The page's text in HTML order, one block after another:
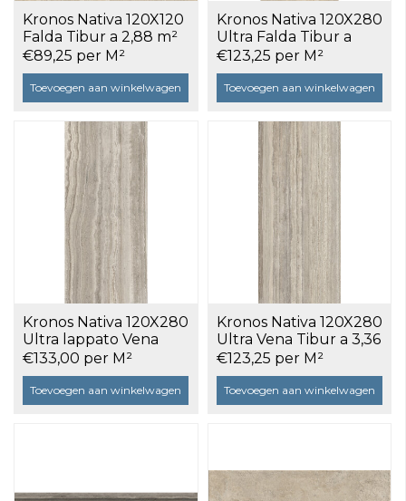
Kronos Nativa 120X120
Falda Tibur a 2,88 m²
€89,25 per M²
Toevoegen aan winkelwagen
Kronos Nativa 120X280
Ultra Falda Tibur a
3,36 m²
€123,25 per M²
Toevoegen aan winkelwagen
Kronos Nativa 120X280
Ultra lappato Vena
Tibur a 3,36 m²
€133,00 per M²
Toevoegen aan winkelwagen
Kronos Nativa 120X280
Ultra Vena Tibur a 3,36
m²
€123,25 per M²
Toevoegen aan winkelwagen